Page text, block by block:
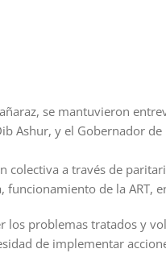
se mantuvieron
Ashur, y el Gobernador de
colectiva a través de
funcionamiento de la ART,
los problemas tratados y
de implementar